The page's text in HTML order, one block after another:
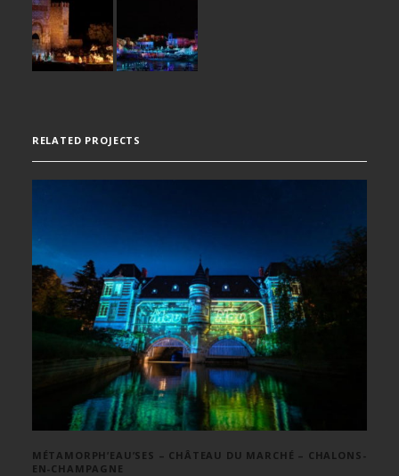
RELATED PROJECTS
MÉTAMORPH’EAU’SES – CHÂTEAU DU MARCHÉ – CHALONS-
EN-CHAMPAGNE